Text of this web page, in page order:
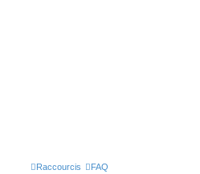
Raccourcis FAQ